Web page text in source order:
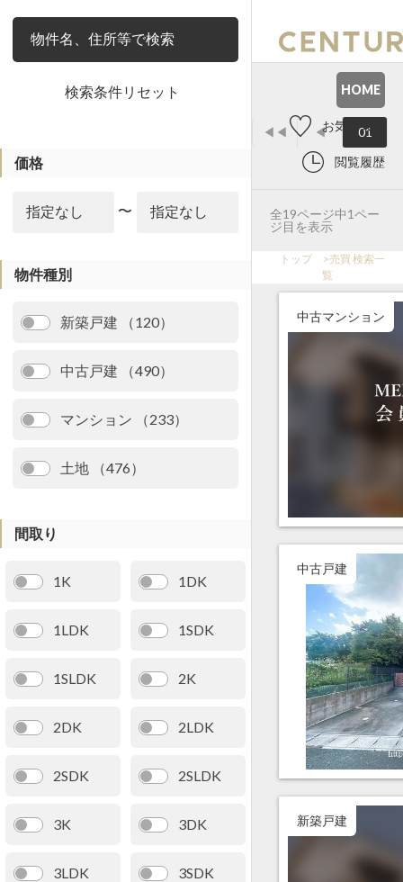
検索条件リセット
価格
〜
物件種別
新築戸建 （120）
中古戸建 （490）
マンション （233）
土地 （476）
間取り
1K 1DK
1LDK 1SDK
1SLDK 2K
2DK 2LDK
2SDK 2SLDK
3K 3DK
3LDK 3SDK
HOME
お気に入り
閲覧履歴
◀◀ ◀ 01
全19ページ中1ペー
ジ目を表示
トップ >売買 検索一
覧
中古マンション
中古戸建
新築戸建